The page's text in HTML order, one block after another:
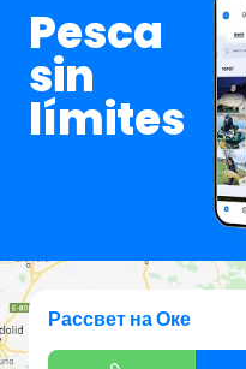
Pesca
sin
límites
Рассвет на Оке